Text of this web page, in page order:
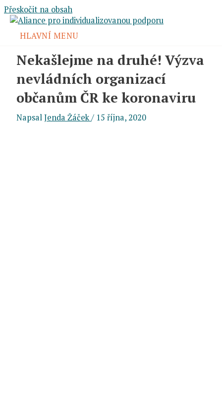
Přeskočit na obsah
HLAVNÍ MENU
Nekašlejme na druhé! Výzva
nevládních organizací
občanům ČR ke koronaviru
NapsalJenda Žáček/ 15 října, 2020